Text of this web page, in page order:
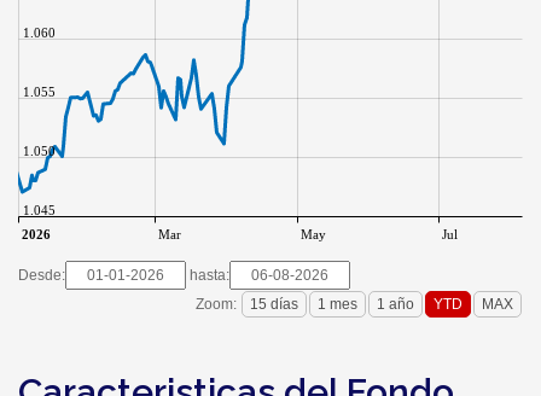
2026 Mar May Jul
1.045
1.050
1.055
1.060
Desde:
hasta:
Zoom: